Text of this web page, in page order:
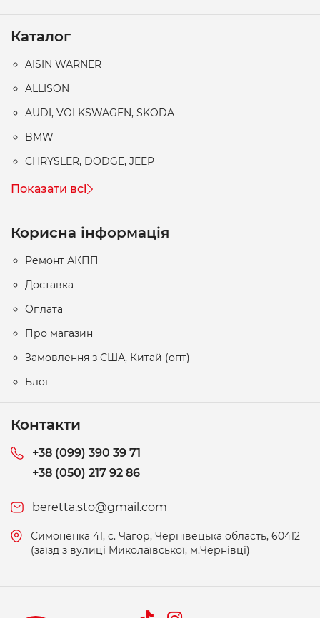
Каталог
AISIN WARNER
ALLISON
AUDI, VOLKSWAGEN, SKODA
BMW
CHRYSLER, DODGE, JEEP
Показати всі
Корисна інформація
Ремонт АКПП
Доставка
Оплата
Про магазин
Замовлення з США, Китай (опт)
Блог
Контакти
+38 (099) 390 39 71
+38 (050) 217 92 86
beretta.sto@gmail.com
Симоненка 41, c. Чагор, Чернівецька область, 60412
(заїзд з вулиці Миколаївської, м.Чернівці)